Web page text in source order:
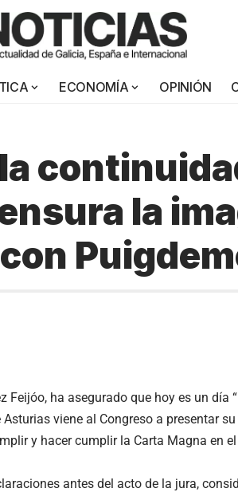
ECONOMÍA OPINIÓN
la
Feijóo, ha asegurado que hoy es un
viene al Congreso a presentar
y hacer cumplir la Carta Magna en
antes del acto de la jura,